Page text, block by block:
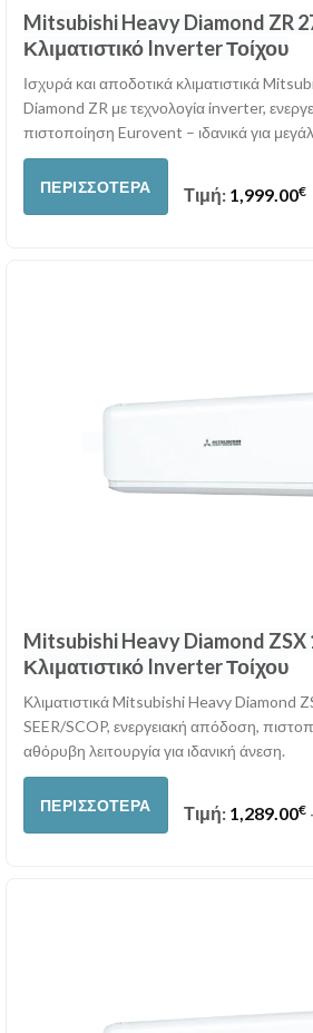
Mitsubishi Heavy Diamond ZR
Κλιματιστικό Inverter Τοίχου
Ισχυρά και αποδοτικά κλιματιστικά
Diamond ZR με τεχνολογία inverter,
πιστοποίηση Eurovent – ιδανικά για
ΠΕΡΙΣΣΌΤΕΡΑ Τιμή: 1,999.00€
Mitsubishi Heavy Diamond ZSX
Κλιματιστικό Inverter Τοίχου
Κλιματιστικά Mitsubishi Heavy Diamond
SEER/SCOP, ενεργειακή απόδοση,
αθόρυβη λειτουργία για ιδανική άνεση.
ΠΕΡΙΣΣΌΤΕΡΑ Τιμή: 1,289.00€